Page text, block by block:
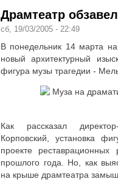
Драмтеатр
сб, 19/03/2005 - 22:49
В понедельник 14 марта
новый архитектурный
фигура музы трагедии -
Как рассказал
Корповский, установка
проекте
прошлого года. Но, как
на крыше драмтеатра